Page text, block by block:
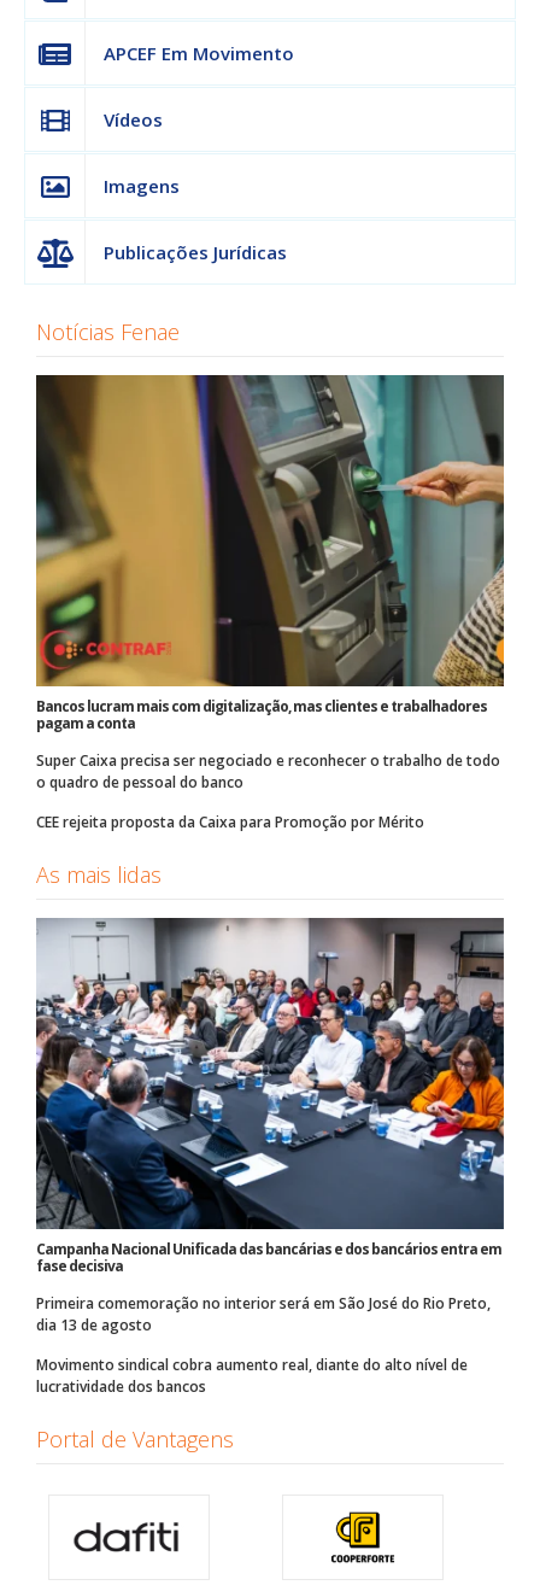
APCEF Em Movimento
Vídeos
Imagens
Publicações Jurídicas
Notícias Fenae
Bancos lucram mais com digitalização, mas clientes e trabalhadores
pagam a conta
Super Caixa precisa ser negociado e reconhecer o trabalho de todo
o quadro de pessoal do banco
CEE rejeita proposta da Caixa para Promoção por Mérito
As mais lidas
Campanha Nacional Unificada das bancárias e dos bancários entra em
fase decisiva
Primeira comemoração no interior será em São José do Rio Preto,
dia 13 de agosto
Movimento sindical cobra aumento real, diante do alto nível de
lucratividade dos bancos
Portal de Vantagens